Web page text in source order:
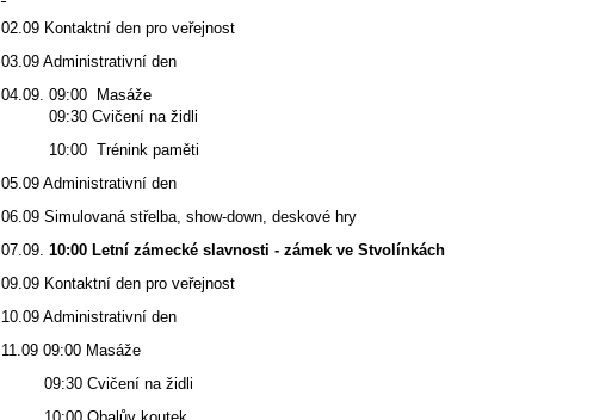
02.09 Kontaktní den pro veřejnost
03.09 Administrativní den
04.09. 09:00 Masáže
09:30 Cvičení na židli
10:00 Trénink paměti
05.09 Administrativní den
06.09 Simulovaná střelba, show-down, deskové hry
07.09. 10:00 Letní zámecké slavnosti - zámek ve Stvolínkách
09.09 Kontaktní den pro veřejnost
10.09 Administrativní den
11.09 09:00 Masáže
09:30 Cvičení na židli